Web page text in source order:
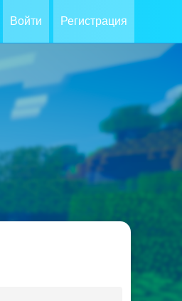
Войти Регистрация